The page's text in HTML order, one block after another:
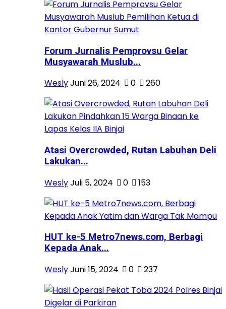
Forum Jurnalis Pemprovsu Gelar
Musyawarah Muslub...
WeslyJuni 26, 2024 0 260
Atasi Overcrowded, Rutan Labuhan Deli
Lakukan...
WeslyJuli 5, 2024 0 153
HUT ke-5 Metro7news.com, Berbagi
Kepada Anak...
WeslyJuni 15, 2024 0 237